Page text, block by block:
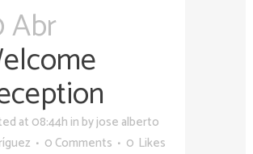
Abr
at 08:44h in byjose alberto
0 Comments 0 Likes